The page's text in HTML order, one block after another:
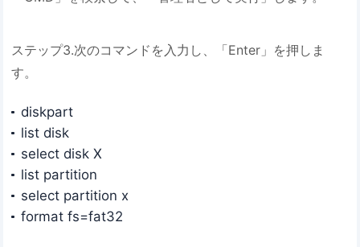
ステップ3.次のコマンドを入力し、「Enter」を押しま
す。
diskpart
list disk
select disk X
list partition
select partition x
format fs=fat32